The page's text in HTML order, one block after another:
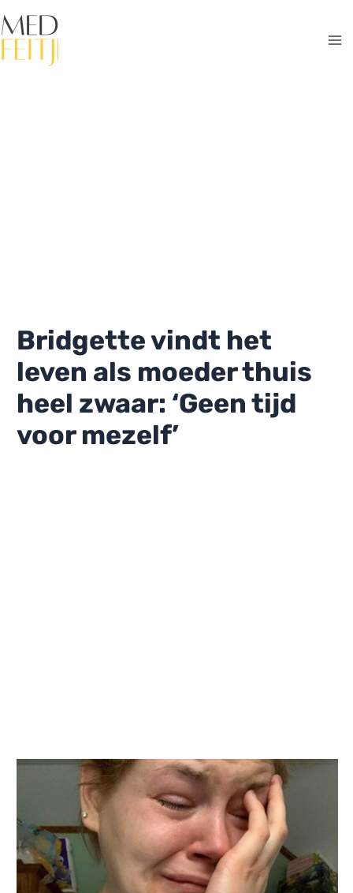
naar
de
Bridgette vindt het
leven als moeder thuis
heel zwaar: ‘Geen tijd
voor mezelf’